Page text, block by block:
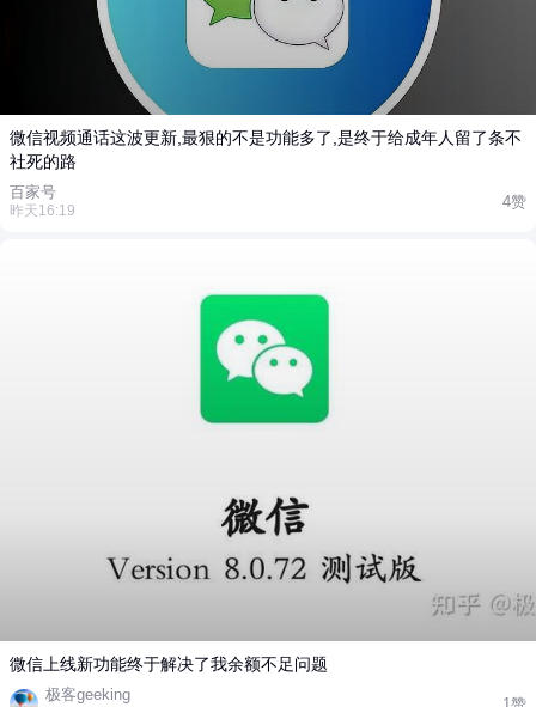
微信视频通话这波更新,最狠的不是功能多了,是终于给成年人留了条不
社死的路
百家号
昨天16:19
4赞
微信上线新功能终于解决了我余额不足问题
极客geeking